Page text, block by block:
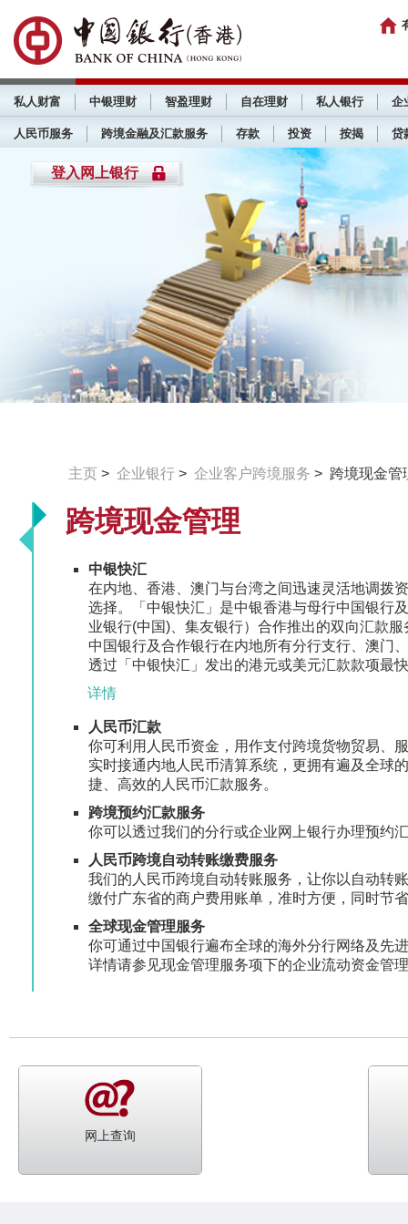
私人财富 中银理财 智盈理财 自在理财 私人银行 企
人民币服务 跨境金融及汇款服务 存款 投资 按揭 贷
登入网上银行
主页 > 企业银行 > 企业客户跨境服务 > 跨境现金管
跨境现金管理
中银快汇
在内地、香港、澳门与台湾之间迅速灵活地调拨
选择。「中银快汇」是中银香港与母行中国银行
业银行(中国)、集友银行）合作推出的双向汇款
中国银行及合作银行在内地所有分行支行、澳门
透过「中银快汇」发出的港元或美元汇款款项最
详情
人民币汇款
你可利用人民币资金，用作支付跨境货物贸易、
实时接通内地人民币清算系统，更拥有遍及全球
捷、高效的人民币汇款服务。
跨境预约汇款服务
你可以透过我们的分行或企业网上银行办理预约
人民币跨境自动转账缴费服务
我们的人民币跨境自动转账服务，让你以自动转
缴付广东省的商户费用账单，准时方便，同时节
全球现金管理服务
你可通过中国银行遍布全球的海外分行网络及先
详情请参见现金管理服务项下的企业流动资金管
网上查询